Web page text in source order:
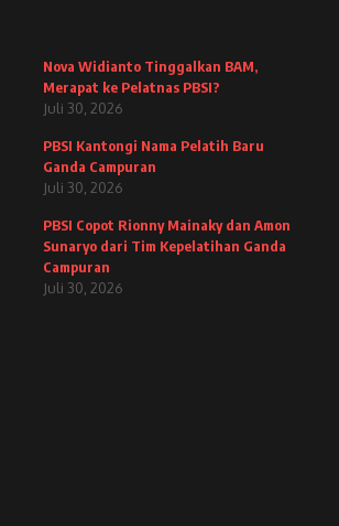
Nova Widianto Tinggalkan BAM,
Merapat ke Pelatnas PBSI?
Juli 30, 2026
PBSI Kantongi Nama Pelatih Baru
Ganda Campuran
Juli 30, 2026
PBSI Copot Rionny Mainaky dan Amon
Sunaryo dari Tim Kepelatihan Ganda
Campuran
Juli 30, 2026